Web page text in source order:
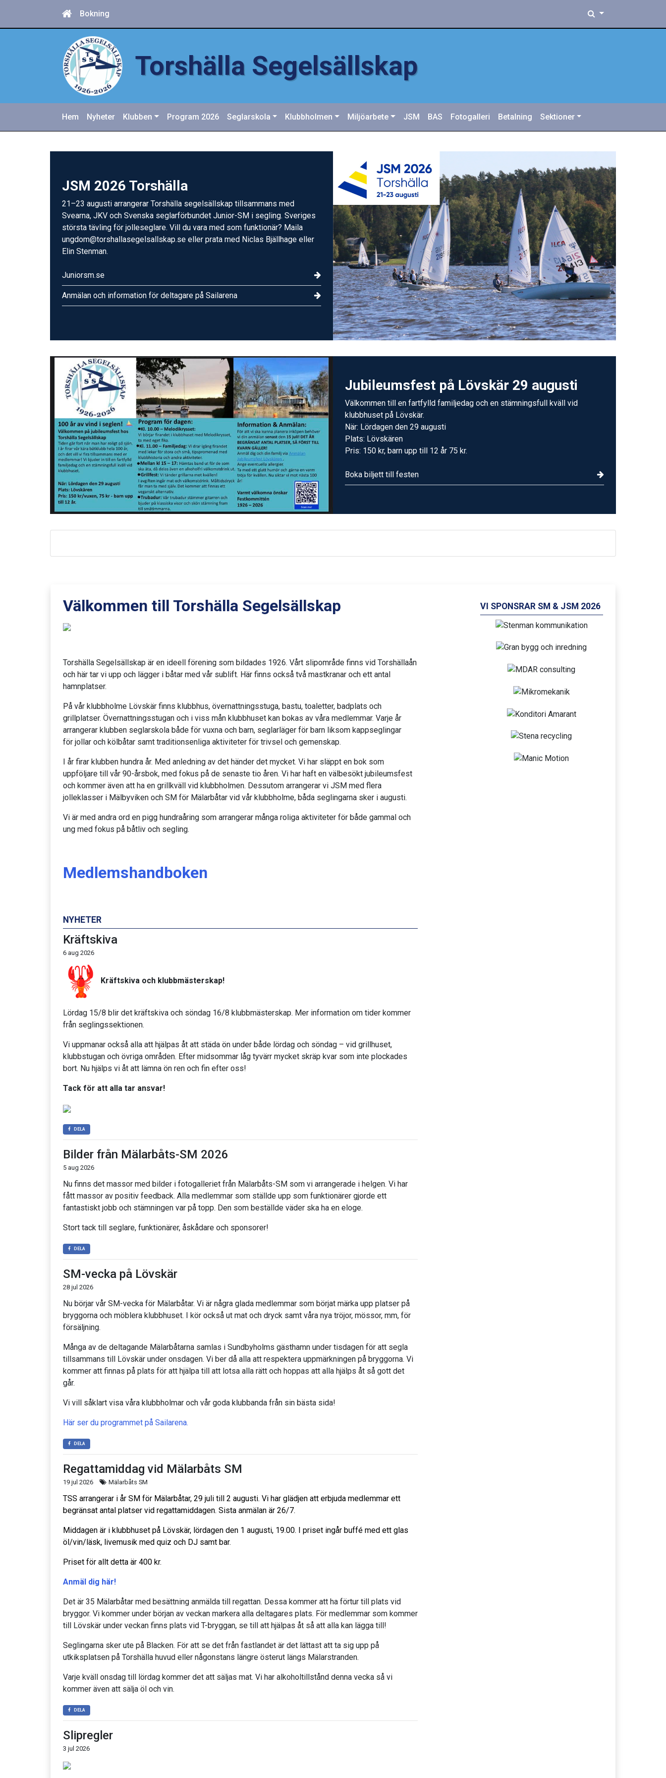
Bokning
Torshälla Segelsällskap
Hem Nyheter Klubben Program 2026 Seglarskola Klubbholmen Miljöarbete JSM BAS Fotogalleri Betalning Sektioner
JSM 2026 Torshälla
21–23 augusti arrangerar Torshälla segelsällskap tillsammans med
Svearna, JKV och Svenska seglarförbundet Junior-SM i segling. Sveriges
största tävling för jolleseglare. Vill du vara med som funktionär? Maila
ungdom@torshallasegelsallskap.se eller prata med Niclas Bjällhage eller
Elin Stenman.
Juniorsm.se
Anmälan och information för deltagare på Sailarena
Jubileumsfest på Lövskär 29 augusti
Välkommen till en fartfylld familjedag och en stämningsfull kväll vid
klubbhuset på Lövskär.
När: Lördagen den 29 augusti
Plats: Lövskären
Pris: 150 kr, barn upp till 12 år 75 kr.
Boka biljett till festen
Välkommen till Torshälla Segelsällskap
Torshälla Segelsällskap är en ideell förening som bildades 1926. Vårt slipområde finns vid Torshällaån
och här tar vi upp och lägger i båtar med vår sublift. Här finns också två mastkranar och ett antal
hamnplatser.
På vår klubbholme Lövskär finns klubbhus, övernattningsstuga, bastu, toaletter, badplats och
grillplatser. Övernattningsstugan och i viss mån klubbhuset kan bokas av våra medlemmar. Varje år
arrangerar klubben seglarskola både för vuxna och barn, seglarläger för barn liksom kappseglingar
för jollar och kölbåtar samt traditionsenliga aktiviteter för trivsel och gemenskap.
I år firar klubben hundra år. Med anledning av det händer det mycket. Vi har släppt en bok som
uppföljare till vår 90-årsbok, med fokus på de senaste tio åren. Vi har haft en välbesökt jubileumsfest
och kommer även att ha en grillkväll vid klubbholmen. Dessutom arrangerar vi JSM med flera
jolleklasser i Mälbyviken och SM för Mälarbåtar vid vår klubbholme, båda seglingarna sker i augusti.
Vi är med andra ord en pigg hundraåring som arrangerar många roliga aktiviteter för både gammal och
ung med fokus på båtliv och segling.
Medlemshandboken
NYHETER
Kräftskiva
6 aug 2026
Kräftskiva och klubbmästerskap!
Lördag 15/8 blir det kräftskiva och söndag 16/8 klubbmästerskap. Mer information om tider kommer
från seglingssektionen.
Vi uppmanar också alla att hjälpas åt att städa ön under både lördag och söndag – vid grillhuset,
klubbstugan och övriga områden. Efter midsommar låg tyvärr mycket skräp kvar som inte plockades
bort. Nu hjälps vi åt att lämna ön ren och fin efter oss!
Tack för att alla tar ansvar!
DELA
Bilder från Mälarbåts-SM 2026
5 aug 2026
Nu finns det massor med bilder i fotogalleriet från Mälarbåts-SM som vi arrangerade i helgen. Vi har
fått massor av positiv feedback. Alla medlemmar som ställde upp som funktionärer gjorde ett
fantastiskt jobb och stämningen var på topp. Den som beställde väder ska ha en eloge.
Stort tack till seglare, funktionärer, åskådare och sponsorer!
DELA
SM-vecka på Lövskär
28 jul 2026
Nu börjar vår SM-vecka för Mälarbåtar. Vi är några glada medlemmar som börjat märka upp platser på
bryggorna och möblera klubbhuset. I kör också ut mat och dryck samt våra nya tröjor, mössor, mm, för
försäljning.
Många av de deltagande Mälarbåtarna samlas i Sundbyholms gästhamn under tisdagen för att segla
tillsammans till Lövskär under onsdagen. Vi ber då alla att respektera uppmärkningen på bryggorna. Vi
kommer att finnas på plats för att hjälpa till att lotsa alla rätt och hoppas att alla hjälps åt så gott det
går.
Vi vill såklart visa våra klubbholmar och vår goda klubbanda från sin bästa sida!
Här ser du programmet på Sailarena.
DELA
Regattamiddag vid Mälarbåts SM
19 jul 2026 Mälarbåts SM
TSS arrangerar i år SM för Mälarbåtar, 29 juli till 2 augusti. Vi har glädjen att erbjuda medlemmar ett
begränsat antal platser vid regattamiddagen. Sista anmälan är 26/7.
Middagen är i klubbhuset på Lövskär, lördagen den 1 augusti, 19.00. I priset ingår buffé med ett glas
öl/vin/läsk, livemusik med quiz och DJ samt bar.
Priset för allt detta är 400 kr.
Anmäl dig här!
Det är 35 Mälarbåtar med besättning anmälda till regattan. Dessa kommer att ha förtur till plats vid
bryggor. Vi kommer under början av veckan markera alla deltagares plats. För medlemmar som kommer
till Lövskär under veckan finns plats vid T-bryggan, se till att hjälpas åt så att alla kan lägga till!
Seglingarna sker ute på Blacken. För att se det från fastlandet är det lättast att ta sig upp på
utkiksplatsen på Torshälla huvud eller någonstans längre österut längs Mälarstranden.
Varje kväll onsdag till lördag kommer det att säljas mat. Vi har alkoholtillstånd denna vecka så vi
kommer även att sälja öl och vin.
DELA
Slipregler
3 jul 2026
VI SPONSRAR SM & JSM 2026